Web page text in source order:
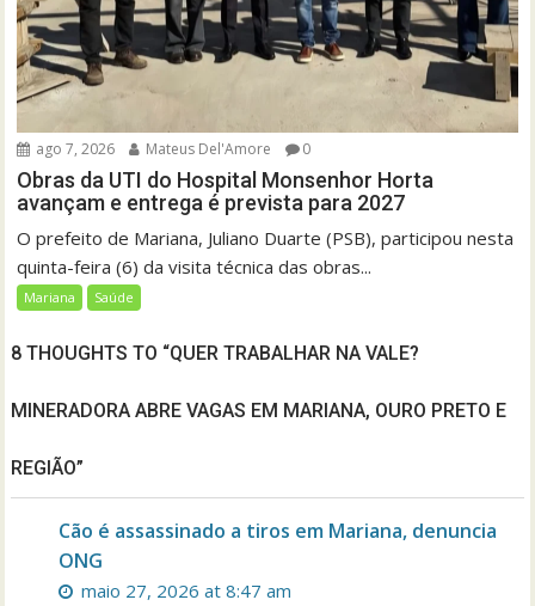
ago 7, 2026 Mateus Del'Amore 0
Obras da UTI do Hospital Monsenhor Horta
avançam e entrega é prevista para 2027
O prefeito de Mariana, Juliano Duarte (PSB), participou nesta
quinta-feira (6) da visita técnica das obras...
Mariana Saúde
8 THOUGHTS TO “QUER TRABALHAR NA VALE?
MINERADORA ABRE VAGAS EM MARIANA, OURO PRETO E
REGIÃO”
Cão é assassinado a tiros em Mariana, denuncia
ONG
maio 27, 2026 at 8:47 am